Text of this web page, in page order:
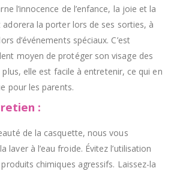
l’innocence de l’enfance, la joie et la
la porter lors de ses sorties, à
d’événements spéciaux. C’est
moyen de protéger son visage des
elle est facile à entretenir, ce qui en
pour les parents.
:
de la casquette, nous vous
laver à l’eau froide. Évitez l’utilisation
chimiques agressifs. Laissez-la